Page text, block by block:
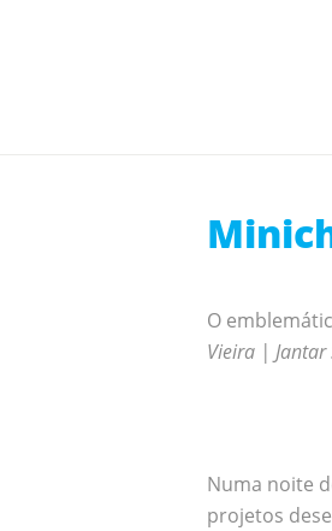
O
Vieira | Jantar
Numa noite
projetos